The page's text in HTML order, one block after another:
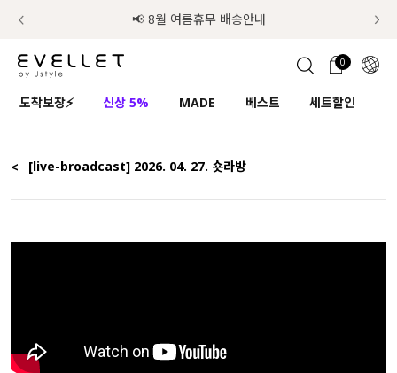
럭키 이룰렛 최대 30% OFF + 100% 당첨
📢 8월 여름휴무 배송안내
추가금 NO! 오늘주문 오늘도착 보장 배송서비스 🚚
0
도착보장⚡ 신상 5% MADE 베스트 세트할인
ENG
베스트 티셔츠
< [live-broadcast] 2026. 04. 27. 숏라방